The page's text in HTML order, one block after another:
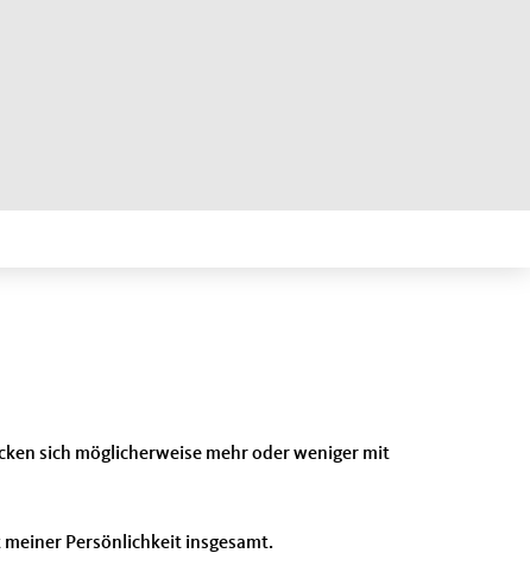
sich möglicherweise mehr oder weniger mit
Persönlichkeit insgesamt.